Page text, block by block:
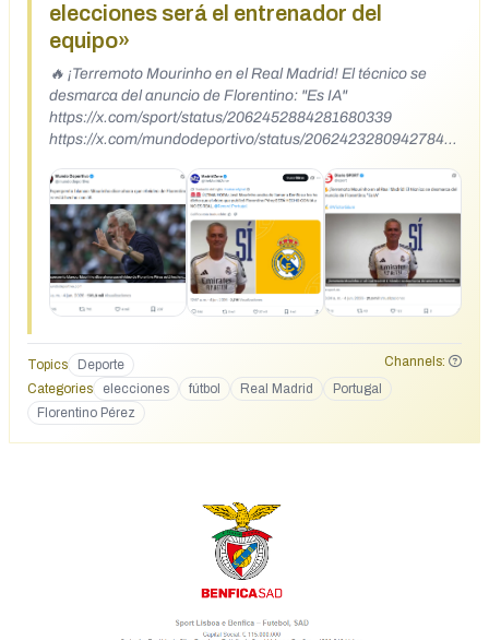
elecciones será el entrenador del
equipo»
🔥 ¡Terremoto Mourinho en el Real Madrid! El técnico se
desmarca del anuncio de Florentino: "Es IA"
https://x.com/sport/status/2062452884281680339
https://x.com/mundodeportivo/status/20624232809427845
https://x.com/theMadridZone/status/2062307611978911864
Topics Deporte
Channels:
Categories
elecciones fútbol Real Madrid
Portugal
Florentino Pérez